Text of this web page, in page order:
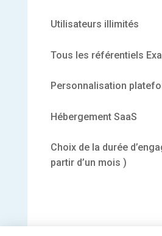
Utilisateurs illimités
Tous les référentiels
Personnalisation
Hébergement SaaS
Choix de la durée
partir d’un mois )